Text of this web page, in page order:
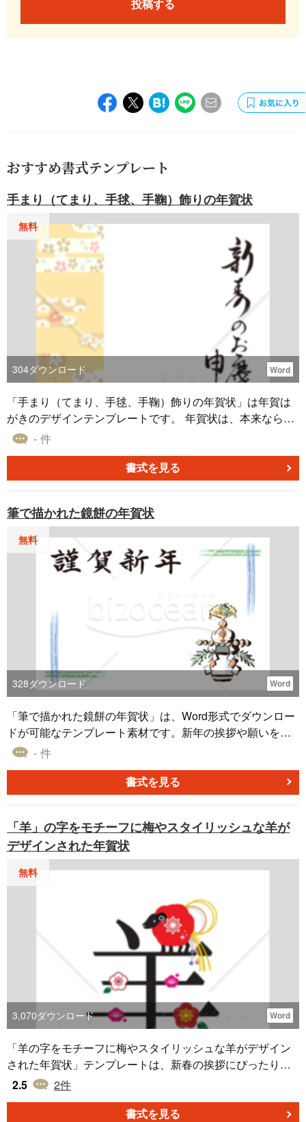
投稿する
おすすめ書式テンプレート
手まり（てまり、手毬、手鞠）飾りの年賀状
無料
304ダウンロード Word
「手まり（てまり、手毬、手鞠）飾りの年賀状」は年賀は
がきのデザインテンプレートです。 年賀状は、本来ならば
お年始のご挨拶に伺うべきところを、失礼ながら書面で済
年中のお礼や先方の幸福を祈る言葉、今年もよろしくとい
う意味の言葉などを続け、近況などを書き添えましょう。
集やデザインフォントを利用することができます。無料ダ
ウンロードしてご利用ください。
- 件
書式を見る
筆で描かれた鏡餅の年賀状
無料
328ダウンロード Word
「筆で描かれた鏡餅の年賀状」は、Word形式でダウンロー
ドが可能なテンプレート素材です。新年の挨拶や願いを伝
えるための年賀状デザインとしてご利用いただけます。新
賀状は、心のこもったメッセージを届けるツールとして現
代でも活用されています。鏡餅のイラストは、新年の祝福
人のメッセージやデザインのカスタマイズが容易にできま
す。はがきサイズで印刷ができるサイズのため、ぜひメッ
セージやパーツを追加してご利用ください。
- 件
書式を見る
「羊」の字をモチーフに梅やスタイリッシュな羊が
デザインされた年賀状
無料
3,070ダウンロード Word
「羊の字をモチーフに梅やスタイリッシュな羊がデザイン
された年賀状」テンプレートは、新春の挨拶にぴったりの
素敵なデザインです。お好みのデザインフォントで編集が
ドして、心温まる年賀状をお届けしましょう。 このテンプ
2.5 2件
書式を見る